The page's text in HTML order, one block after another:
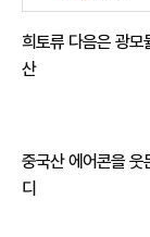
희토류 다음은 광
산
중국산 에어콘을 웃
디